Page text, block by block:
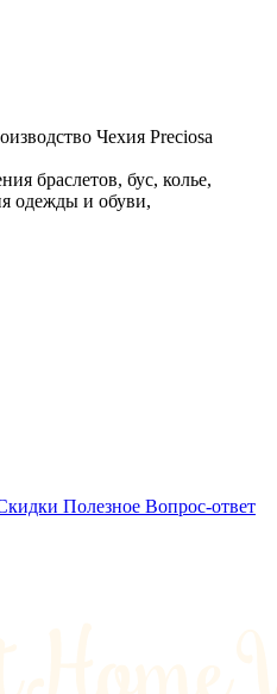
Чехия Preciosa
браслетов, бус, колье,
одежды и обуви,
Полезное Вопрос-ответ